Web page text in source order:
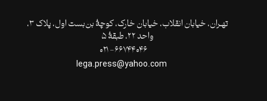
تهـران،‌ خیابان انقلاب، خیابان خارک، کوچۀ بن‌بست اول، پلاک ۳،
واحد ۲۲، طبقۀ ۵